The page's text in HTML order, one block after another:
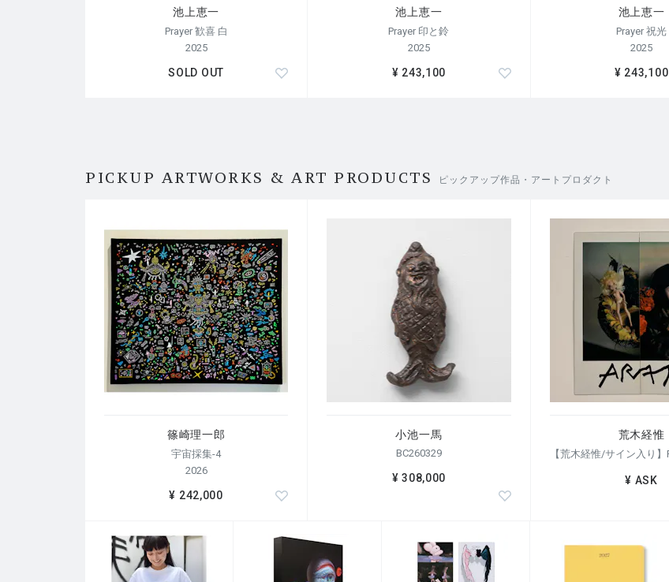
池上恵一
Prayer 歓喜 白
2025
SOLD OUT
池上恵一
Prayer 印と鈴
2025
¥ 243,100
池上恵一
Prayer 祝光
2025
¥ 243,100
PICKUP ARTWORKS & ART PRODUCTS ピックアップ作品・アートプロダクト
篠崎理一郎
宇宙採集-4
2026
¥ 242,000
小池一馬
BC260329
¥ 308,000
荒木経惟
¥ ASK